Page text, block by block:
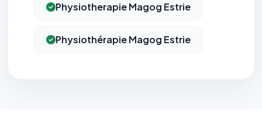
Physiotherapie Magog Estrie
Physiothérapie Magog Estrie